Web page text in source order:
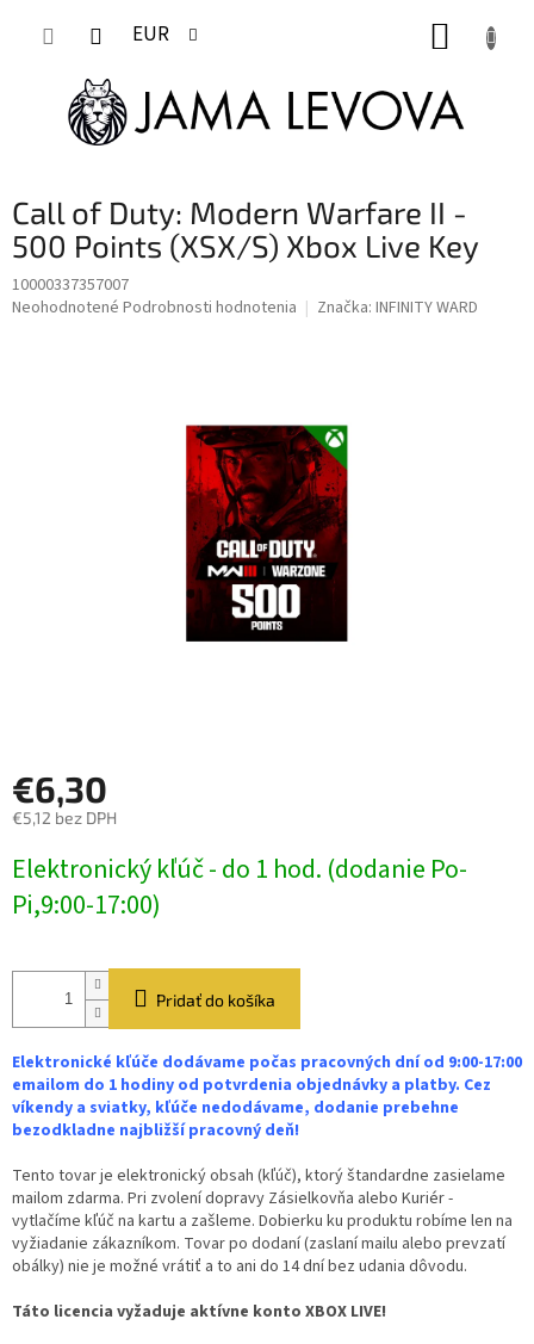
EUR
Call of Duty: Modern Warfare II -
500 Points (XSX/S) Xbox Live Key
10000337357007
Priemerné
Neohodnotené Podrobnosti hodnotenia Značka: INFINITY WARD
€6,30
€5,12 bez DPH
cena:
Elektronický kľúč - do 1 hod. (dodanie Po-
Pi,9:00-17:00)
Pridať do košíka
Elektronické kľúče dodávame počas pracovných dní od 9:00-17:00
emailom do 1 hodiny od potvrdenia objednávky a platby. Cez
víkendy a sviatky, kľúče nedodávame, dodanie prebehne
bezodkladne najbližší pracovný deň!
Tento tovar je elektronický obsah (kľúč), ktorý štandardne zasielame
mailom zdarma. Pri zvolení dopravy Zásielkovňa alebo Kuriér -
vytlačíme kľúč na kartu a zašleme. Dobierku ku produktu robíme len na
vyžiadanie zákazníkom. Tovar po dodaní (zaslaní mailu alebo prevzatí
obálky) nie je možné vrátiť a to ani do 14 dní bez udania dôvodu.
Táto licencia vyžaduje aktívne konto XBOX LIVE!